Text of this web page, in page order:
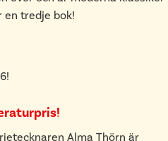
en tredje bok!
Alma Thörn är